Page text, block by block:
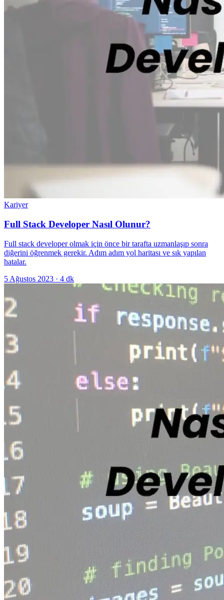
Kariyer
Full Stack Developer Nasıl Olunur?
Full stack developer olmak için önce bir tarafta uzmanlaşıp sonra
diğerini öğrenmek gerekir. Adım adım yol haritası ve sık yapılan
hatalar.
5 Ağustos 2023 · 4 dk